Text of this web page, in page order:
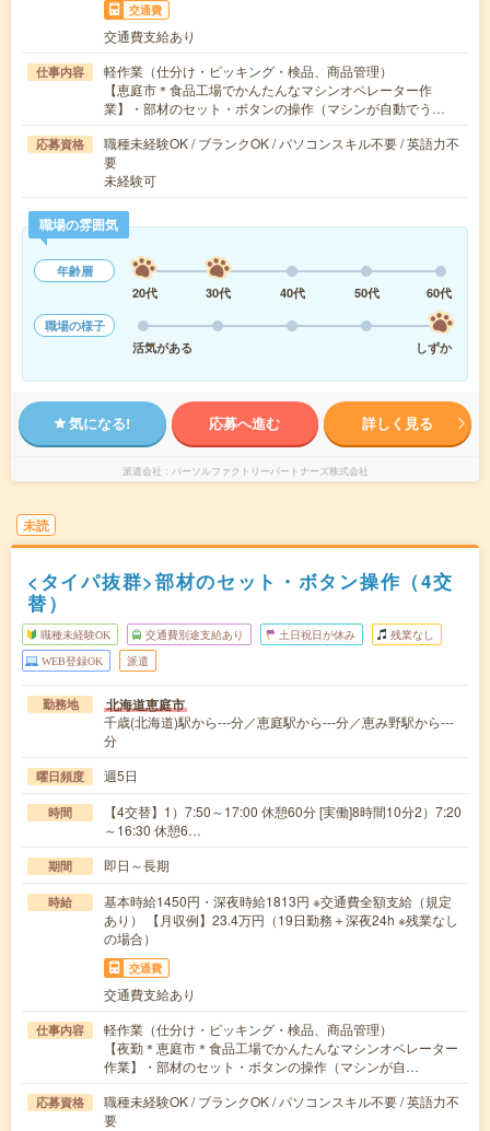
交通費
交通費支給あり
仕事内容
軽作業（仕分け・ピッキング・検品、商品管理）
【恵庭市＊食品工場でかんたんなマシンオペレーター作
業】・部材のセット・ボタンの操作（マシンが自動でう…
応募資格
職種未経験OK / ブランクOK / パソコンスキル不要 / 英語力不
要
未経験可
職場の雰囲気
年齢層
20代
30代 40代 50代
60代
職場の様子
活気がある
しずか
気になる! 応募へ進む 詳しく見る
派遣会社 パーソルファクトリーパートナーズ株式会社
未読
<タイパ抜群>部材のセット・ボタン操作（4交
替）
職種未経験OK 交通費別途支給あり 土日祝日が休み 残業なし
WEB登録OK 派遣
勤務地 北海道恵庭市
千歳(北海道)駅から---分／恵庭駅から---分／恵み野駅から---
分
曜日頻度 週5日
時間
【4交替】1）7:50～17:00 休憩60分 [実働]8時間10分2）7:20
～16:30 休憩6…
期間 即日～長期
時給
基本時給1450円・深夜時給1813円 ※交通費全額支給（規定
あり） 【月収例】23.4万円（19日勤務＋深夜24h ※残業なし
の場合）
交通費
交通費支給あり
仕事内容
軽作業（仕分け・ピッキング・検品、商品管理）
【夜勤＊恵庭市＊食品工場でかんたんなマシンオペレーター
作業】・部材のセット・ボタンの操作（マシンが自…
応募資格
職種未経験OK / ブランクOK / パソコンスキル不要 / 英語力不
要